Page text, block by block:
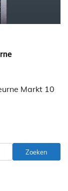
Markt 10
Zoeken